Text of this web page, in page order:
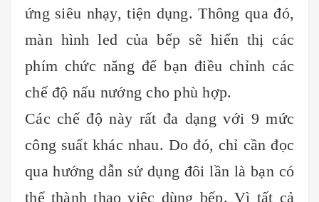
ứng siêu nhạy, tiện dụng. Thông qua đó,
màn hình led của bếp sẽ hiển thị các
phím chức năng để bạn điều chỉnh các
chế độ nấu nướng cho phù hợp.
Các chế độ này rất đa dạng với 9 mức
công suất khác nhau. Do đó, chỉ cần đọc
qua hướng dẫn sử dụng đôi lần là bạn có
thể thành thạo việc dùng bếp. Vì tất cả